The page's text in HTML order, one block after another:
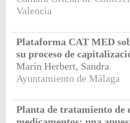
Valencia
Plataforma CAT MED
su proceso de
Marín Herbert, Sandra
Ayuntamiento de Málaga
Planta de tratamiento de